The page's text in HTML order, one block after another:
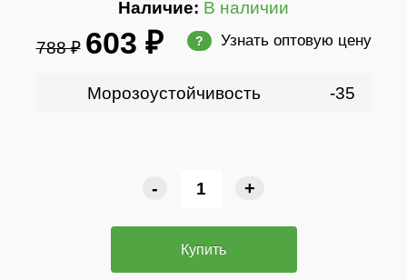
Наличие: В наличии
788 ₽ 603 ₽ ? Узнать оптовую цену
Морозоустойчивость -35
- +
Купить